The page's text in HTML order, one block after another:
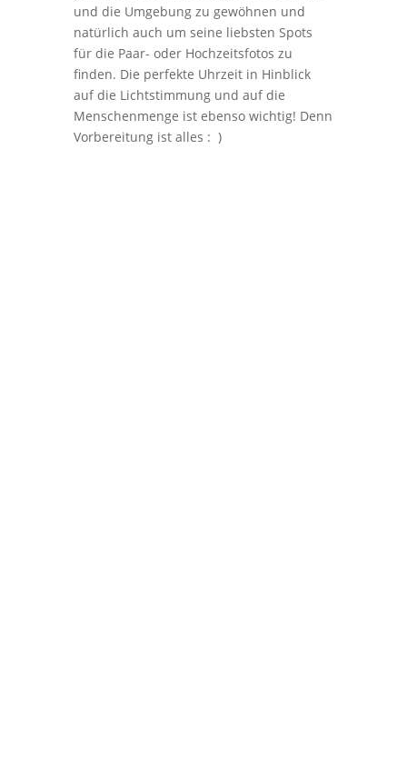
und die Umgebung zu gewöhnen und
natürlich auch um seine liebsten Spots
für die Paar- oder Hochzeitsfotos zu
finden. Die perfekte Uhrzeit in Hinblick
auf die Lichtstimmung und auf die
Menschenmenge ist ebenso wichtig! Denn
Vorbereitung ist alles : )